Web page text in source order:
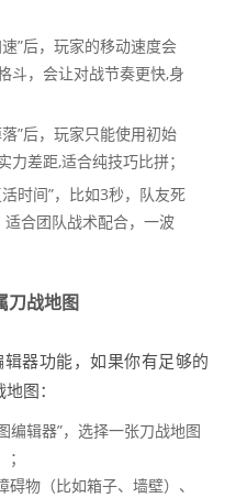
”后，玩家的移动速度会
斗，会让对战节奏更快,身
”后，玩家只能使用初始
差距,适合纯技巧比拼；
时间”，比如3秒，队友死
合团队战术配合，一波
刀战地图
器功能，如果你有足够的
图：
编辑器”，选择一张刀战地图
物（比如箱子、墙壁）、